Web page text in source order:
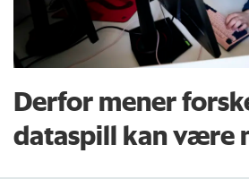
Derfor mener
dataspill kan være